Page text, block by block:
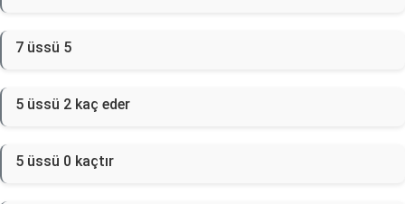
7 üssü 5
5 üssü 2 kaç eder
5 üssü 0 kaçtır